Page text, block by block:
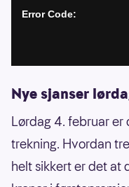
Nye sjanser
Lørdag 4. februar
trekning. Hvordan
helt sikkert er det at